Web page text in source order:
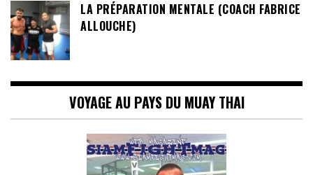
LA PRÉPARATION MENTALE (COACH FABRICE
ALLOUCHE)
VOYAGE AU PAYS DU MUAY THAI